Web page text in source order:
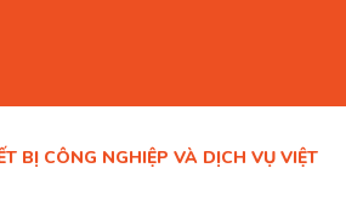
BỊ CÔNG NGHIỆP VÀ DỊCH VỤ VIỆT